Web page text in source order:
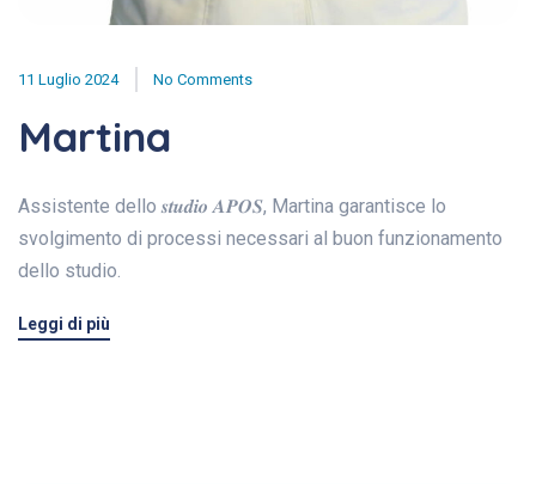
11 Luglio 2024 No Comments
Martina
Assistente dello 𝒔𝒕𝒖𝒅𝒊𝒐 𝑨𝑷𝑶𝑺, Martina garantisce lo
svolgimento di processi necessari al buon funzionamento
dello studio.
Leggi di più